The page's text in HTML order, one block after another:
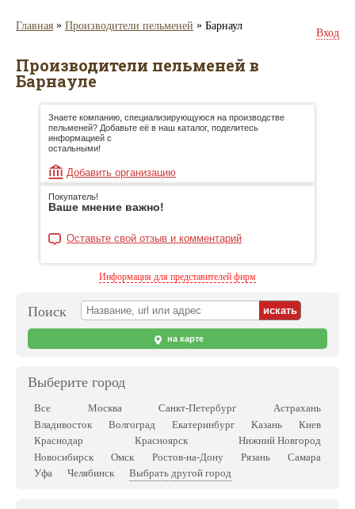
Главная » Производители пельменей » Барнаул
Вход
Производители пельменей в
Барнауле
Знаете компанию, специализирующуюся на производстве
пельменей? Добавьте её в наш каталог, поделитесь
информацией с
остальными!
Добавить организацию
Покупатель!
Ваше мнение важно!
Оставьте свой отзыв и комментарий
Информация для представителей фирм
Поиск
на карте
Выберите город
Все Москва Санкт-Петербург
Астрахань
Владивосток
Волгоград Екатеринбург Казань
Киев
Краснодар
Красноярск
Нижний Новгород
Новосибирск
Омск Ростов-на-Дону Рязань
Самара
Уфа
Челябинск Выбрать другой город